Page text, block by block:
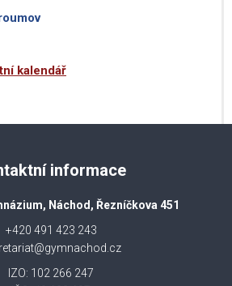
kalendář
informace
Náchod, Řezníčkova 451
+420 491 423 243
IZO: 102 266 247